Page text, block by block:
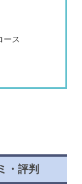
ース
・評判